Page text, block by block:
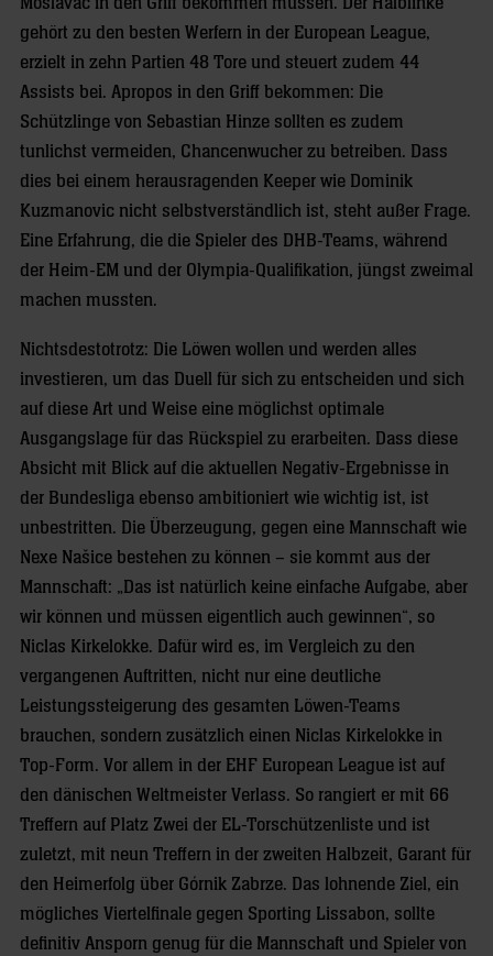
gehört zu den besten Werfern in der European League,
erzielt in zehn Partien 48 Tore und steuert zudem 44
Assists bei. Apropos in den Griff bekommen: Die
Schützlinge von Sebastian Hinze sollten es zudem
tunlichst vermeiden, Chancenwucher zu betreiben. Dass
dies bei einem herausragenden Keeper wie Dominik
Kuzmanovic nicht selbstverständlich ist, steht außer Frage.
Eine Erfahrung, die die Spieler des DHB-Teams, während
der Heim-EM und der Olympia-Qualifikation, jüngst zweimal
machen mussten.
Nichtsdestotrotz: Die Löwen wollen und werden alles
investieren, um das Duell für sich zu entscheiden und sich
auf diese Art und Weise eine möglichst optimale
Ausgangslage für das Rückspiel zu erarbeiten. Dass diese
Absicht mit Blick auf die aktuellen Negativ-Ergebnisse in
der Bundesliga ebenso ambitioniert wie wichtig ist, ist
unbestritten. Die Überzeugung, gegen eine Mannschaft wie
Nexe Našice bestehen zu können – sie kommt aus der
Mannschaft: „Das ist natürlich keine einfache Aufgabe, aber
wir können und müssen eigentlich auch gewinnen“, so
Niclas Kirkelokke. Dafür wird es, im Vergleich zu den
vergangenen Auftritten, nicht nur eine deutliche
Leistungssteigerung des gesamten Löwen-Teams
brauchen, sondern zusätzlich einen Niclas Kirkelokke in
Top-Form. Vor allem in der EHF European League ist auf
den dänischen Weltmeister Verlass. So rangiert er mit 66
Treffern auf Platz Zwei der EL-Torschützenliste und ist
zuletzt, mit neun Treffern in der zweiten Halbzeit, Garant für
den Heimerfolg über Górnik Zabrze. Das lohnende Ziel, ein
mögliches Viertelfinale gegen Sporting Lissabon, sollte
definitiv Ansporn genug für die Mannschaft und Spieler von